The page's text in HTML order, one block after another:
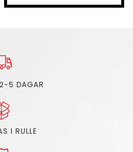
5 DAGAR
I RULLE